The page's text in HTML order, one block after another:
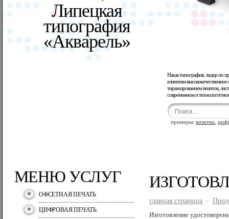
Липецкая
типография
«Акварель»
Наша типография, лидер по
клиентам
тиражированием визиток,
современном и
примеры:визитки ,
МЕНЮ УСЛУГ
ОФСЕТНАЯ ПЕЧАТЬ
ЦИФРОВАЯ ПЕЧАТЬ
главная страница >
Изготовление